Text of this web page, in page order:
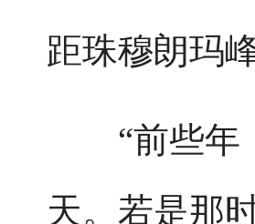
距珠穆朗玛
“前些年，
天。若是那